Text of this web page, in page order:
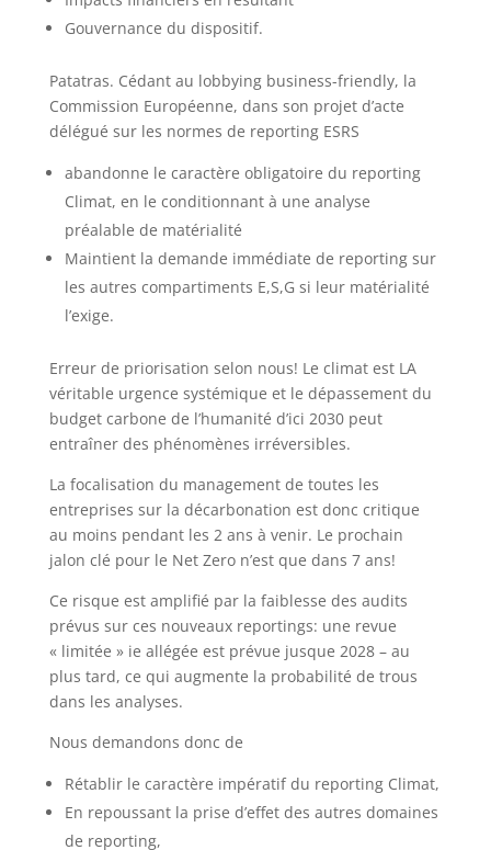
Gouvernance du dispositif.
Patatras. Cédant au lobbying business-friendly, la
Commission Européenne, dans son projet d’acte
délégué sur les normes de reporting ESRS
abandonne le caractère obligatoire du reporting
Climat, en le conditionnant à une analyse
préalable de matérialité
Maintient la demande immédiate de reporting sur
les autres compartiments E,S,G si leur matérialité
l’exige.
Erreur de priorisation selon nous! Le climat est LA
véritable urgence systémique et le dépassement du
budget carbone de l’humanité d’ici 2030 peut
entraîner des phénomènes irréversibles.
La focalisation du management de toutes les
entreprises sur la décarbonation est donc critique
au moins pendant les 2 ans à venir. Le prochain
jalon clé pour le Net Zero n’est que dans 7 ans!
Ce risque est amplifié par la faiblesse des audits
prévus sur ces nouveaux reportings: une revue
« limitée » ie allégée est prévue jusque 2028 – au
plus tard, ce qui augmente la probabilité de trous
dans les analyses.
Nous demandons donc de
Rétablir le caractère impératif du reporting Climat,
En repoussant la prise d’effet des autres domaines
de reporting,